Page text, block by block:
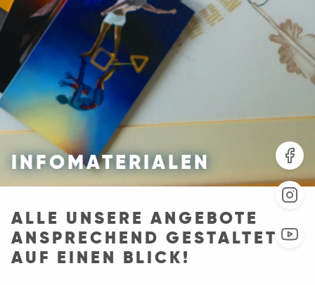
INFOMATERIALEN
ALLE UNSERE ANGEBOTE
ANSPRECHEND GESTALTET
AUF EINEN BLICK!